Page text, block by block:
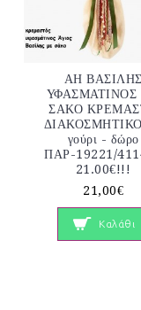
ΑΗ ΒΑΣΙΛΗΣ
ΥΦΑΣΜΑΤΙΝΟΣ
ΣΑΚΟ
ΔΙΑΚΟΣΜΗΤΙΚΟ
γούρι - δώρο
ΠΑΡ-19221/
21.00€!!!
21,00€
Καλάθι